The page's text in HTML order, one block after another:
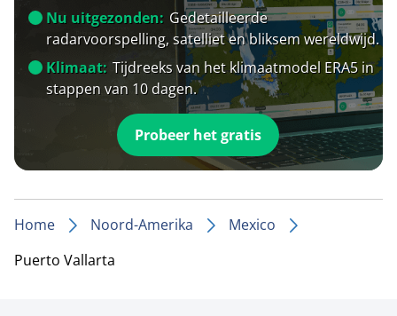
Nu uitgezonden: Gedetailleerde
radarvoorspelling, satelliet en bliksem wereldwijd.
Klimaat: Tijdreeks van het klimaatmodel ERA5 in
stappen van 10 dagen.
Probeer het gratis
Home Noord-Amerika
Mexico
Puerto Vallarta